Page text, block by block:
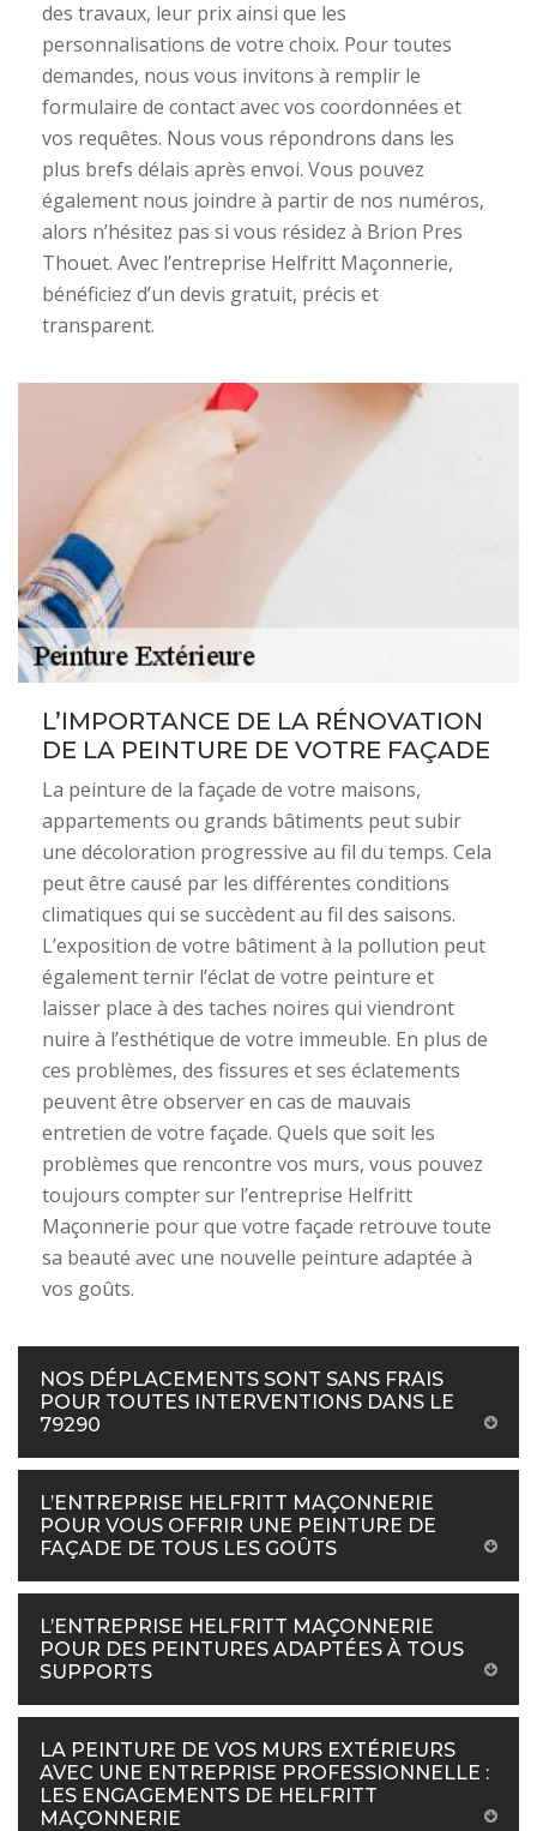
des travaux, leur prix ainsi que les
personnalisations de votre choix. Pour toutes
demandes, nous vous invitons à remplir le
formulaire de contact avec vos coordonnées et
vos requêtes. Nous vous répondrons dans les
plus brefs délais après envoi. Vous pouvez
également nous joindre à partir de nos numéros,
alors n’hésitez pas si vous résidez à Brion Pres
Thouet. Avec l’entreprise Helfritt Maçonnerie,
bénéficiez d’un devis gratuit, précis et
transparent.
L’IMPORTANCE DE LA RÉNOVATION
DE LA PEINTURE DE VOTRE FAÇADE
La peinture de la façade de votre maisons,
appartements ou grands bâtiments peut subir
une décoloration progressive au fil du temps. Cela
peut être causé par les différentes conditions
climatiques qui se succèdent au fil des saisons.
L’exposition de votre bâtiment à la pollution peut
également ternir l’éclat de votre peinture et
laisser place à des taches noires qui viendront
nuire à l’esthétique de votre immeuble. En plus de
ces problèmes, des fissures et ses éclatements
peuvent être observer en cas de mauvais
entretien de votre façade. Quels que soit les
problèmes que rencontre vos murs, vous pouvez
toujours compter sur l’entreprise Helfritt
Maçonnerie pour que votre façade retrouve toute
sa beauté avec une nouvelle peinture adaptée à
vos goûts.
NOS DÉPLACEMENTS SONT SANS FRAIS
POUR TOUTES INTERVENTIONS DANS LE
79290
L’ENTREPRISE HELFRITT MAÇONNERIE
POUR VOUS OFFRIR UNE PEINTURE DE
FAÇADE DE TOUS LES GOÛTS
L’ENTREPRISE HELFRITT MAÇONNERIE
POUR DES PEINTURES ADAPTÉES À TOUS
SUPPORTS
LA PEINTURE DE VOS MURS EXTÉRIEURS
AVEC UNE ENTREPRISE PROFESSIONNELLE :
LES ENGAGEMENTS DE HELFRITT
MAÇONNERIE